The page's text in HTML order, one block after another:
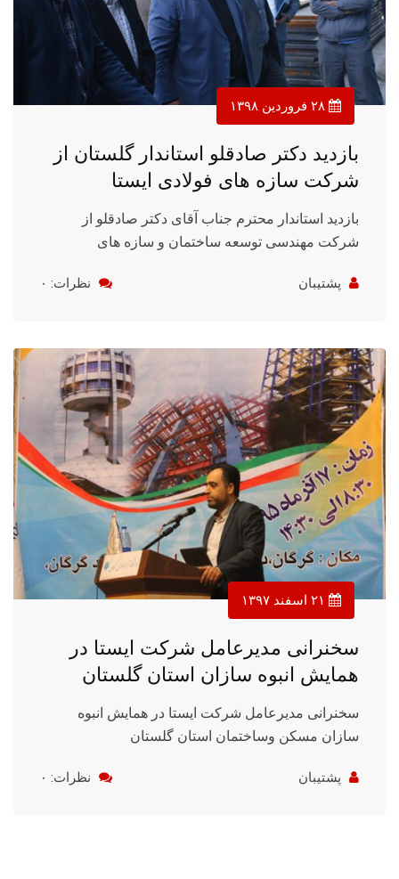
بازدید دکتر صادقلو استاندار گلستان از
شرکت سازه های فولادی ایستا
بازدید استاندار محترم جناب آقای دکتر صادقلو از
شرکت مهندسی توسعه ساختمان و سازه های
پشتیبان نظرات: ۰
سخنرانی مدیرعامل شرکت ایستا در
همایش انبوه سازان استان گلستان
سخنرانی مدیرعامل شرکت ایستا در همایش انبوه
سازان مسکن وساختمان استان گلستان
پشتیبان نظرات: ۰